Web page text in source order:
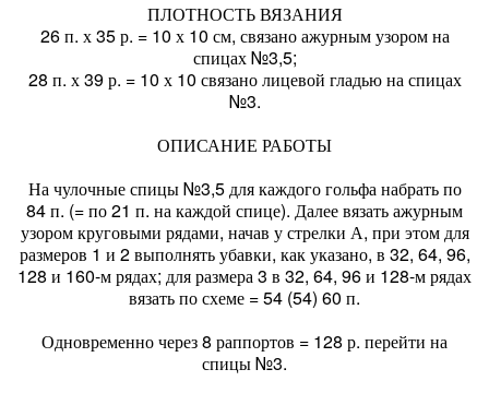
ПЛОТНОСТЬ ВЯЗАНИЯ
26 п. х 35 р. = 10 х 10 см, связано ажурным узором на
спицах №3,5;
28 п. х 39 р. = 10 х 10 связано лицевой гладью на спицах
№3.
ОПИСАНИЕ РАБОТЫ
На чулочные спицы №3,5 для каждого гольфа набрать по
84 п. (= по 21 п. на каждой спице). Далее вязать ажурным
узором круговыми рядами, начав у стрелки А, при этом для
размеров 1 и 2 выполнять убавки, как указано, в 32, 64, 96,
128 и 160-м рядах; для размера 3 в 32, 64, 96 и 128-м рядах
вязать по схеме = 54 (54) 60 п.
Одновременно через 8 раппортов = 128 р. перейти на
спицы №3.